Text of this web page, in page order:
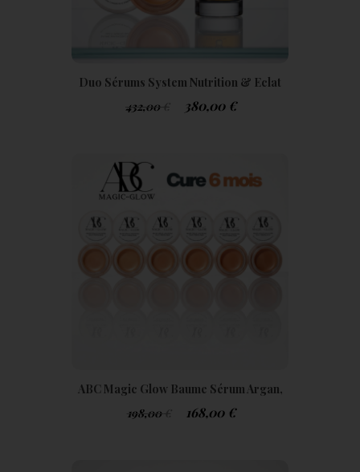
Duo Sérums System Nutrition & Eclat
Optimal Cure 6 Mois Tarif Privilège+
432,00 380,00 €
ABC Magic Glow Baume Sérum Argan,
Buriti & Centella Pack 6 Mois
198,00 168,00 €